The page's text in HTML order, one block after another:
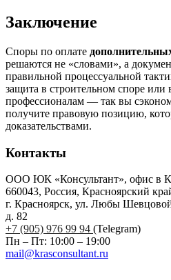
Заключение
Споры по оплате
решаются не «словами», а
правильной процессуальной
защита в строительном споре или
профессионалам — так вы
получите правовую позицию,
доказательствами.
Контакты
ООО ЮК «Консультант», офис в
660043, Россия, Красноярский
г. Красноярск, ул. Любы
д. 82
+7 (905) 976 99 94 (Telegram)
Пн – Пт: 10:00 – 19:00
mail@krasconsultant.ru